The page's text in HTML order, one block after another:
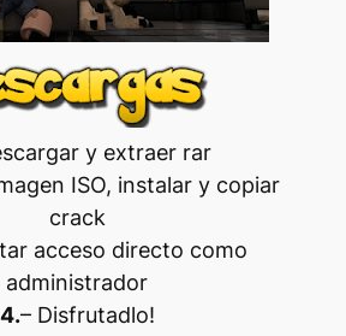
y extraer rar
ISO, instalar y copiar
crack
acceso directo como
administrador
4.– Disfrutadlo!